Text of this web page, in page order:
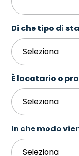
Di che tipo di
È locatario o
In che modo